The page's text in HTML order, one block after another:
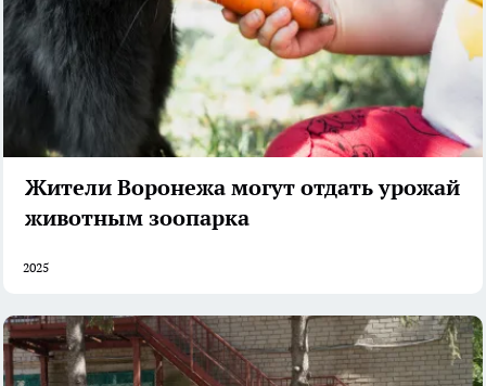
Жители Воронежа могут отдать урожай
животным зоопарка
2025